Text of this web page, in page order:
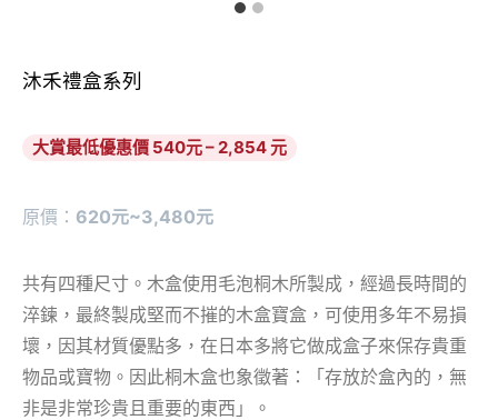
沐禾禮盒系列
大賞最低優惠價 540元 – 2,854 元
原價： 620元~3,480元
共有四種尺寸。木盒使用毛泡桐木所製成，經過長時間的
淬鍊，最終製成堅而不摧的木盒寶盒，可使用多年不易損
壞，因其材質優點多，在日本多將它做成盒子來保存貴重
物品或寶物。因此桐木盒也象徵著：「存放於盒內的，無
非是非常珍貴且重要的東西」。